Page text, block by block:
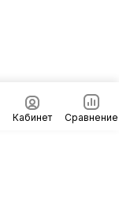
Кабинет Сравнение